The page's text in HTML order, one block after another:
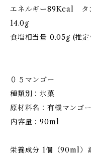
エネルギー89Kcal タ
14.0g
食塩相当量 0.05g (推
０５マンゴー
種類別：氷菓
原材料名：有機マンゴ
内容量：90ml
栄養成分 1個（90ml）